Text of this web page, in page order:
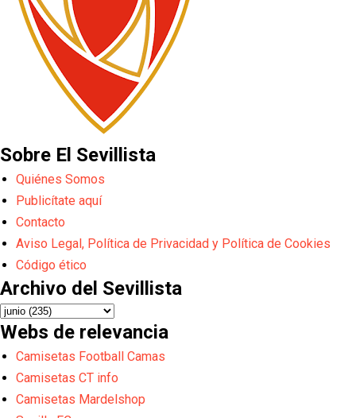
Sobre El Sevillista
Quiénes Somos
Publicítate aquí
Contacto
Aviso Legal, Política de Privacidad y Política de Cookies
Código ético
Archivo del Sevillista
Webs de relevancia
Camisetas Football Camas
Camisetas CT info
Camisetas Mardelshop